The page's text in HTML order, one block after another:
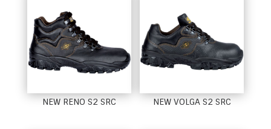
NEW RENO S2 SRC NEW VOLGA S2 SRC